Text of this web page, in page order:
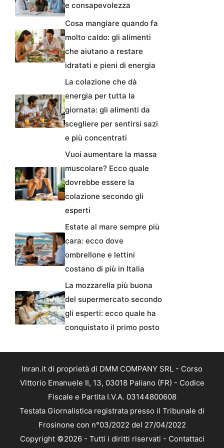
e consapevolezza
Cosa mangiare quando fa
molto caldo: gli alimenti
che aiutano a restare
idratati e pieni di energia
La colazione che dà
energia per tutta la
giornata: gli alimenti da
scegliere per sentirsi sazi
e più concentrati
Vuoi aumentare la massa
muscolare? Ecco quale
dovrebbe essere la
colazione secondo gli
esperti
Estate al mare sempre più
cara: ecco dove
ombrellone e lettini
costano di più in Italia
La mozzarella più buona
del supermercato secondo
gli esperti: ecco quale ha
conquistato il primo posto
Inran.it di proprietà di DMM COMPANY SRL - Corso
Vittorio Emanuele II, 13, 03018 Paliano (FR) - Codice
Fiscale e Partita I.V.A. 03144800608
Testata Giornalistica registrata presso il Tribunale di
Frosinone con n°03/2022 del 27/04/2022
Copyright ©2026 - Tutti i diritti riservati - Contattaci